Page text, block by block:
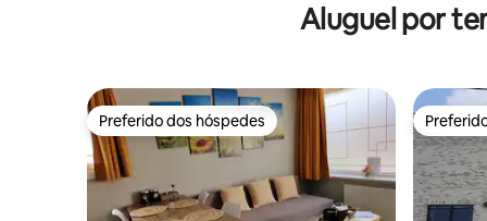
Aluguel por
Preferido dos hóspedes
Preferido dos hóspedes